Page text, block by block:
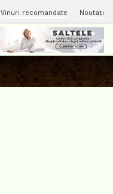
Vinuri recomandate Noutați